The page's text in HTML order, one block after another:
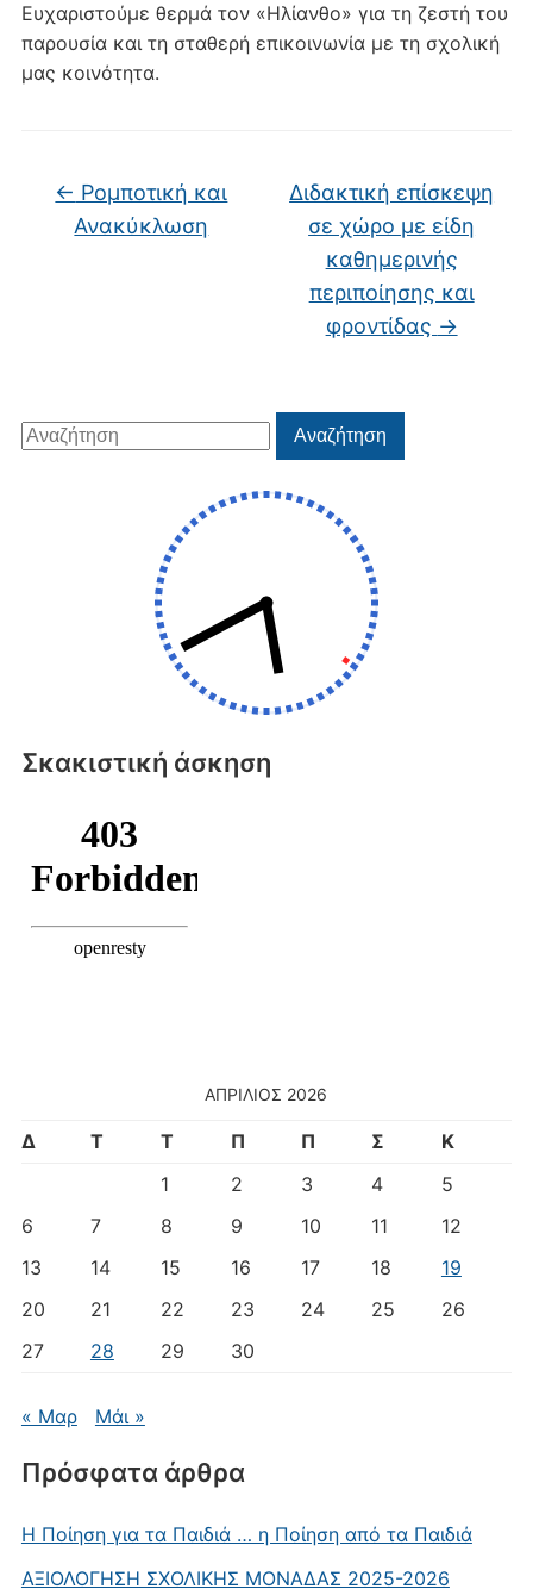
Αναζήτηση
για:
Αναζήτηση
Σκακιστική άσκηση
ΑΠΡΊΛΙΟΣ 2026
Δ Τ Τ Π Π Σ
Κ
1
2 3 4
5
6
7 8 9 10 11
12
13
14 15 16 17 18
19
20
21 22 23 24 25
26
27
28 29 30
« Μαρ Μάι »
Πρόσφατα άρθρα
Η Ποίηση για τα Παιδιά … η Ποίηση από τα Παιδιά
AΞΙΟΛΟΓΗΣΗ ΣΧΟΛΙΚΗΣ ΜΟΝΑΔΑΣ 2025-2026
Ευχαριστούμε θερμά τον «Ηλίανθο» για τη ζεστή του
παρουσία και τη σταθερή επικοινωνία με τη σχολική
μας κοινότητα.
← Ρομποτική και
Ανακύκλωση
Διδακτική επίσκεψη
σε χώρο με είδη
καθημερινής
περιποίησης και
φροντίδας →